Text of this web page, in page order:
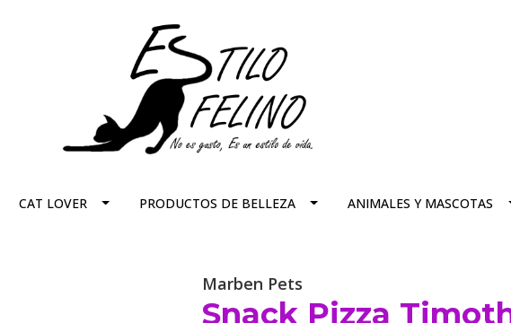
CAT LOVER PRODUCTOS DE BELLEZA ANIMALES Y MASCOTAS
Marben Pets
Snack Pizza